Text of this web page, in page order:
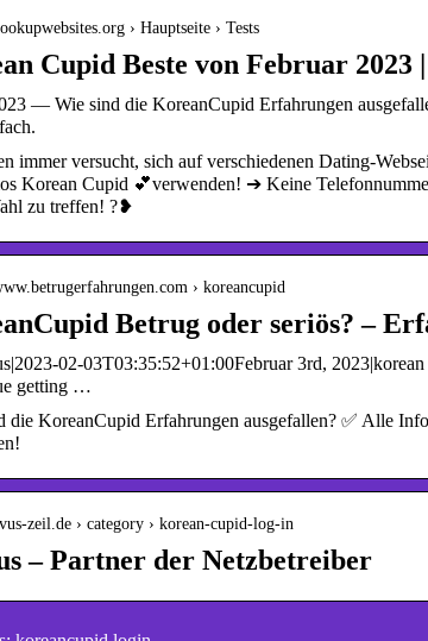
› Hauptseite › Tests
Cupid Beste von Februar 2023
— Wie sind die KoreanCupid Erfahrungen
immer versucht, sich auf verschiedenen Dating-
Korean Cupid 💕verwenden! ➔ Keine
zu treffen! ?❥
› koreancupid
Betrug oder seriös? –
02-03T03:35:52+01:00Februar 3rd,
getting …
die KoreanCupid Erfahrungen ausgefallen? ✅ Alle
zeil.de › category › korean-cupid-log-in
– Partner der Netzbetreiber